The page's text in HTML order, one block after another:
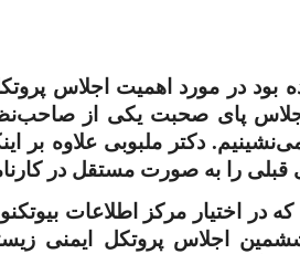
در مورد اهمیت اجلاس
دکتر ملبوبی علاوه
را به صورت مستقل در
در اختیار مرکز اطلاعات
به برگزاری ششمین اجلاس پروتکل